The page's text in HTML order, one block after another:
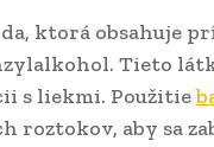
ktorá obsahuje
Tieto
s liekmi. Použitie
aby sa